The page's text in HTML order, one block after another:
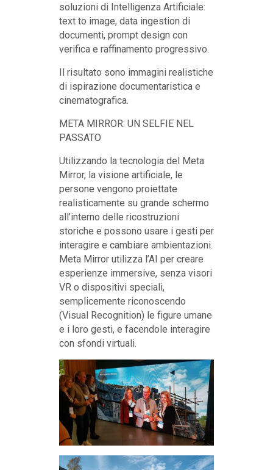
soluzioni di Intelligenza Artificiale:
text to image, data ingestion di
documenti, prompt design con
verifica e raffinamento progressivo.
Il risultato sono immagini realistiche
di ispirazione documentaristica e
cinematografica.
META MIRROR: UN SELFIE NEL
PASSATO
Utilizzando la tecnologia del Meta
Mirror, la visione artificiale, le
persone vengono proiettate
realisticamente su grande schermo
all’interno delle ricostruzioni
storiche e possono usare i gesti per
interagire e cambiare ambientazioni.
Meta Mirror utilizza l’AI per creare
esperienze immersive, senza visori
VR o dispositivi speciali,
semplicemente riconoscendo
(Visual Recognition) le figure umane
e i loro gesti, e facendole interagire
con sfondi virtuali.